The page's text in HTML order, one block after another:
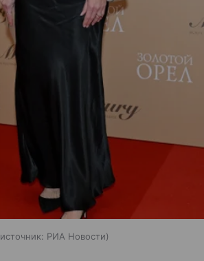
источник: РИА Новости